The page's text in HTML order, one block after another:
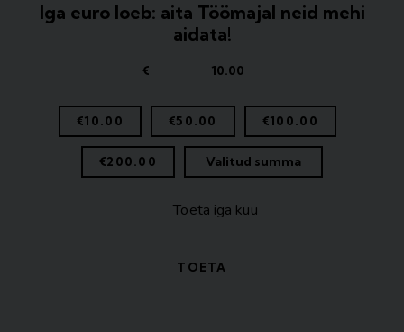
Iga euro loeb: aita Töömajal neid mehi
aidata!
€
€10.00 €50.00 €100.00
€200.00 Valitud summa
Toeta iga kuu
TOETA